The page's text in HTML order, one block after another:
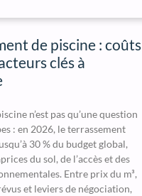
de piscine : coûts
clés à
n’est pas qu’une question
: en 2026, le terrassement
30 % du budget global,
du sol, de l’accès et des
Entre prix du m³,
et leviers de négociation,